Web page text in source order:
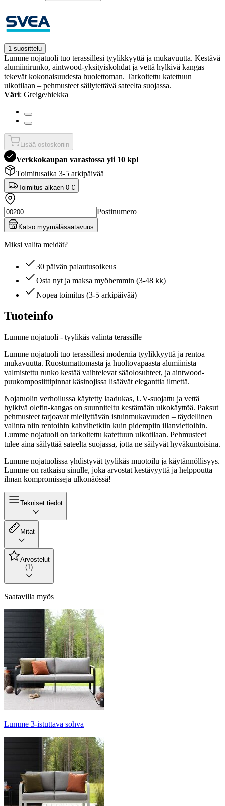
1 suosittelu
Lumme nojatuoli tuo terassillesi tyylikkyyttä ja mukavuutta. Kestävä
alumiinirunko, aintwood-yksityiskohdat ja vettä hylkivä kangas
tekevät kokonaisuudesta huolettoman. Tarkoitettu katettuun
ulkotilaan – pehmusteet säilytettävä sateelta suojassa.
Väri: Greige/hiekka
Lisää ostoskoriin
Verkkokaupan varastossa yli 10 kpl
Toimitusaika 3-5 arkipäivää
Toimitus alkaen 0 €
Postinumero
Katso myymäläsaatavuus
Miksi valita meidät?
30 päivän palautusoikeus
Osta nyt ja maksa myöhemmin (3-48 kk)
Nopea toimitus (3-5 arkipäivää)
Tuoteinfo
Lumme nojatuoli - tyylikäs valinta terassille
Lumme nojatuoli tuo terassillesi modernia tyylikkyyttä ja rentoa
mukavuutta. Ruostumattomasta ja huoltovapaasta alumiinista
valmistettu runko kestää vaihtelevat sääolosuhteet, ja aintwood-
puukomposiittipinnat käsinojissa lisäävät eleganttia ilmettä.
Nojatuolin verhoilussa käytetty laadukas, UV-suojattu ja vettä
hylkivä olefin-kangas on suunniteltu kestämään ulkokäyttöä. Paksut
pehmusteet tarjoavat miellyttävän istuinmukavuuden – täydellinen
valinta niin rentoihin kahvihetkiin kuin pidempiin illanviettoihin.
Lumme nojatuoli on tarkoitettu katettuun ulkotilaan. Pehmusteet
tulee aina säilyttää sateelta suojassa, jotta ne säilyvät hyväkuntoisina.
Lumme nojatuolissa yhdistyvät tyylikäs muotoilu ja käytännöllisyys.
Lumme on ratkaisu sinulle, joka arvostat kestävyyttä ja helppoutta
ilman kompromisseja ulkonäössä!
Tekniset tiedot
Mitat
Arvostelut
(1)
Saatavilla myös
Lumme 3-istuttava sohva